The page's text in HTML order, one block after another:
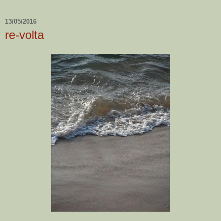
13/05/2016
re-volta